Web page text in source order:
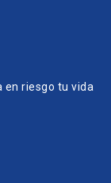
en riesgo tu vida